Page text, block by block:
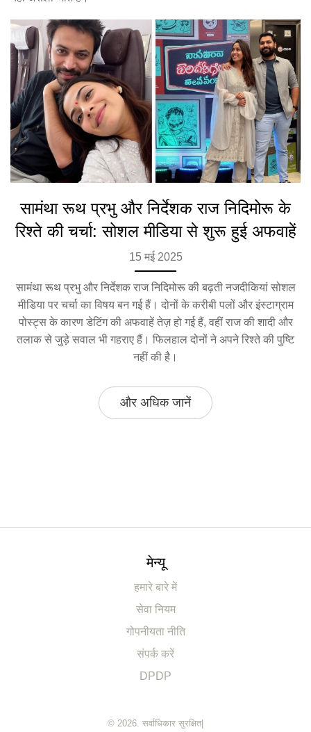
सामंथा रूथ प्रभु और निर्देशक राज निदिमोरू के
रिश्ते की चर्चा: सोशल मीडिया से शुरू हुई अफवाहें
15 मई 2025
सामंथा रूथ प्रभु और निर्देशक राज निदिमोरू की बढ़ती नजदीकियां सोशल
मीडिया पर चर्चा का विषय बन गई हैं। दोनों के करीबी पलों और इंस्टाग्राम
पोस्ट्स के कारण डेटिंग की अफवाहें तेज़ हो गई हैं, वहीं राज की शादी और
तलाक से जुड़े सवाल भी गहराए हैं। फिलहाल दोनों ने अपने रिश्ते की पुष्टि
नहीं की है।
और अधिक जानें
मेन्यू
हमारे बारे में
सेवा नियम
गोपनीयता नीति
संपर्क करें
DPDP
© 2026. सर्वाधिकार सुरक्षित|